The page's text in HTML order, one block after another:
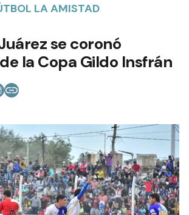
LA AMISTAD
se coronó
la Copa Gildo Insfrán